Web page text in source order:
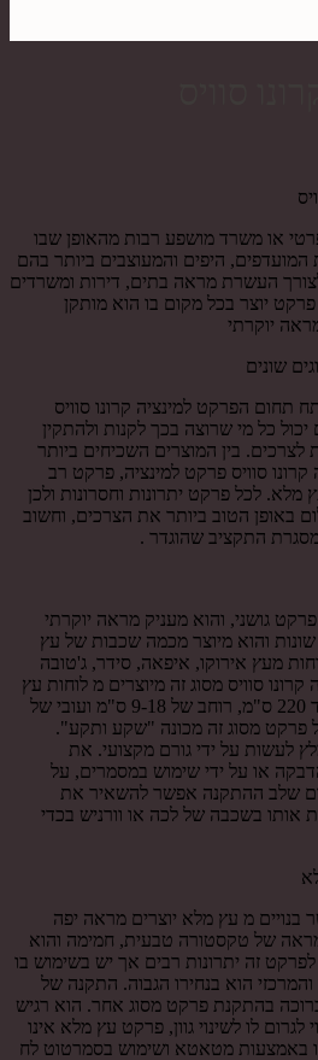
או משרד מושפע רבות מהאופן שבו
היפים והמעוצבים ביותר בהם
העשרת מראה בתים, דירות ומשרדים
יוצר בכל מקום בו הוא מותקן
יוקרתי
שונים
תחום הפרקט למינציה קרונו סוויס
כל מי שרוצה בכך לקנות ולהתקין
בין המוצרים השכיחים ביותר
סוויס פרקט למינציה, פרקט רב
לכל פרקט יתרונות וחסרונות ולכן
באופן הטוב ביותר את הצרכים, וחשוב
התקציב שהוגדר .
גושני, והוא מעניק מראה יוקרתי
שונות והוא מיוצר מכמה שכבות של עץ
מעץ אירוקו, איפאה, סידר, ג'טובה
סוויס מסוג זה מיוצרים מ לוחות עץ
בטווח המידות של אורך של עד 220 ס"מ, רוחב של 9-18 ס"מ ועובי של
פרקט מסוג זה מכונה "שקע ותקע".
לעשות על ידי גורם מקצועי. את
או על ידי שימוש במסמרים, על
שלב ההתקנה אפשר להשאיר את
בשכבה של לכה או וורניש בכדי
בנויים מ עץ מלא יוצרים מראה יפה
של טקסטורה טבעית, חמימה והוא
זה יתרונות רבים אך יש בשימוש בו
הוא בנחירו הגבוה. התקנה של
בהתקנת פרקט מסוג אחר. הוא רגיש
לו לשינוי גוון, פרקט עץ מלא אינו
באמצעות מטאטא ושימוש בסמרטוט לח